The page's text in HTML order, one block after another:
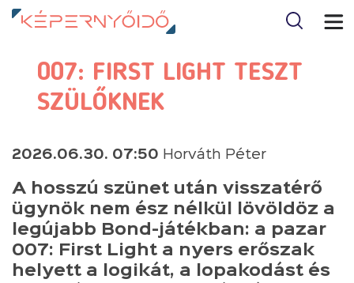
007: FIRST LIGHT TESZT
SZÜLŐKNEK
2026.06.30. 07:50 Horváth Péter
A hosszú szünet után visszatérő
ügynök nem ész nélkül lövöldöz a
legújabb Bond-játékban: a pazar
007: First Light a nyers erőszak
helyett a logikát, a lopakodást és